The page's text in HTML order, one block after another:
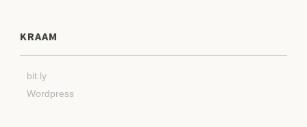
KRAAM
bit.ly
Wordpress